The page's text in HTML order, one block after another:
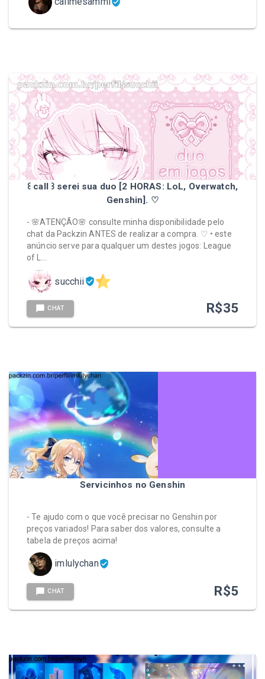
꒰ call ꒱ serei sua duo [2 HORAS: LoL, Overwatch,
Genshin]. ♡
- 🌸ATENÇÃO🌸 consulte minha disponibilidade pelo
chat da Packzin ANTES de realizar a compra. ♡ • este
anúncio serve para qualquer um destes jogos: League
of L…
succhii
CHAT R$35
Servicinhos no Genshin
- Te ajudo com o que você precisar no Genshin por
preços variados! Para saber dos valores, consulte a
tabela de preços acima!
imlulychan
CHAT R$5